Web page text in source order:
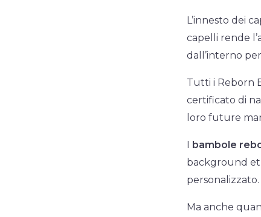
L’innesto dei
capelli rende
dall’interno
Tutti i Reborn
certificato di
loro future
bambole
background
personalizzato.
Ma anche